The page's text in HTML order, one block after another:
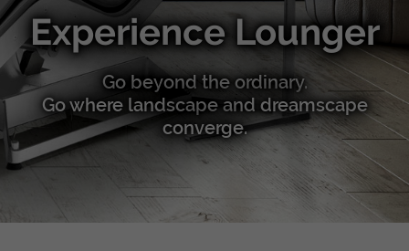
Experience Lounger
Go beyond the ordinary.
Go where landscape and dreamscape
converge.